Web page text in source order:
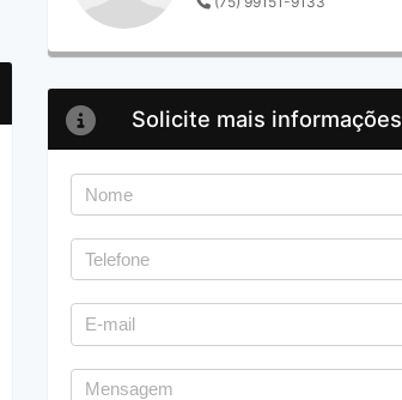
Solicite mais informações